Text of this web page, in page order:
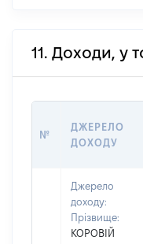
11. Доходи, у
№
ДЖЕРЕЛО
ДОХОДУ
Джерело
доходу:
Прізвище:
КОРОВІЙ